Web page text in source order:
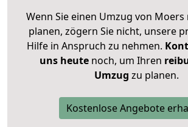
Wenn Sie einen Umzug von
planen, zögern Sie nicht, unsere
Hilfe in Anspruch zu nehmen.
uns heutenoch, um Ihren
Umzug zu planen.
Kostenlose Angebote